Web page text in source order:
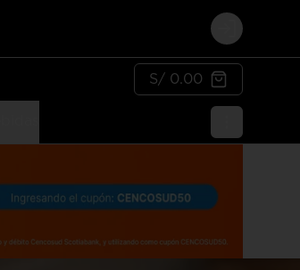
Login
S/ 0.00